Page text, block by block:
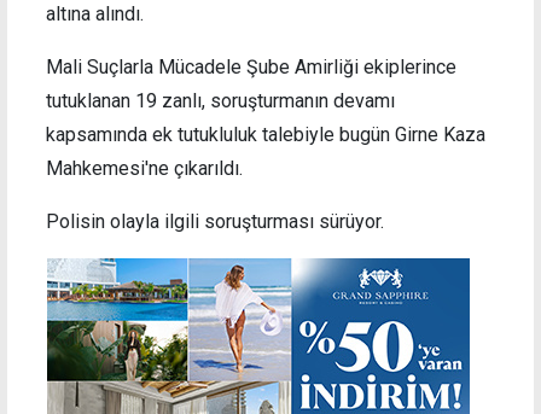
altına alındı.
Mali Suçlarla Mücadele Şube Amirliği ekiplerince
tutuklanan 19 zanlı, soruşturmanın devamı
kapsamında ek tutukluluk talebiyle bugün Girne Kaza
Mahkemesi'ne çıkarıldı.
Polisin olayla ilgili soruşturması sürüyor.